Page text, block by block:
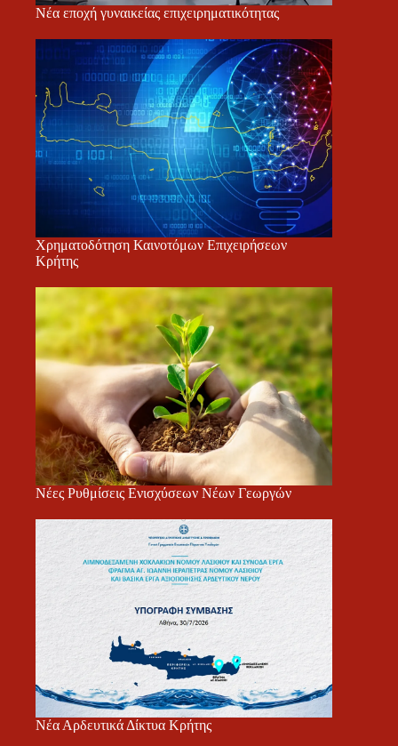
Νέα εποχή γυναικείας επιχειρηματικότητας
Χρηματοδότηση Καινοτόμων Επιχειρήσεων
Κρήτης
Νέες Ρυθμίσεις Ενισχύσεων Νέων Γεωργών
Νέα Αρδευτικά Δίκτυα Κρήτης